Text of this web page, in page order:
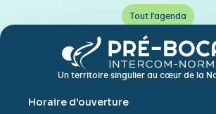
Tout l'agenda
Un territoire singulier au cœur de la
Horaire d’ouverture